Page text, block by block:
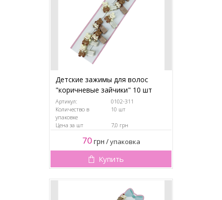
Детские зажимы для волос
"коричневые зайчики" 10 шт
Артикул:
0102-311
Количество в
упаковке
10 шт
Цена за шт 7,0 грн
70 грн /упаковка
Купить